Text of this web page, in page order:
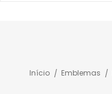
Início Emblemas